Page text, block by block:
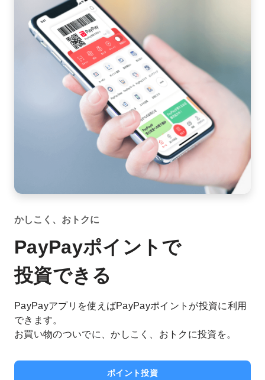
かしこく、おトクに
PayPayポイントで
投資できる
PayPayアプリを使えばPayPayポイントが投資に利用
できます。
お買い物のついでに、かしこく、おトクに投資を。
ポイント投資